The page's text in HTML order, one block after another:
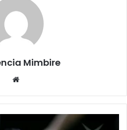
Mimbire
Website